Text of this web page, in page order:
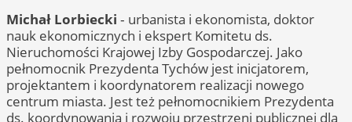
Michał Lorbiecki ‑ urbanista i ekonomista, doktor
nauk ekonomicznych i ekspert Komitetu ds.
Nieruchomości Krajowej Izby Gospodarczej. Jako
pełnomocnik Prezydenta Tychów jest inicjatorem,
projektantem i koordynatorem realizacji nowego
centrum miasta. Jest też pełnomocnikiem Prezydenta
ds. koordynowania i rozwoju przestrzeni publicznej dla